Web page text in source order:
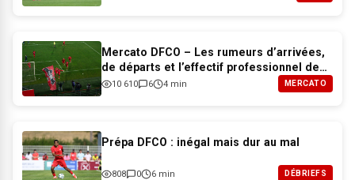
Mercato DFCO – Les rumeurs d’arrivées,
de départs et l’effectif professionnel de
Dijon pour 2026-2027
10 610 6 4 min MERCATO
Prépa DFCO : inégal mais dur au mal
808 0 6 min DÉBRIEFS